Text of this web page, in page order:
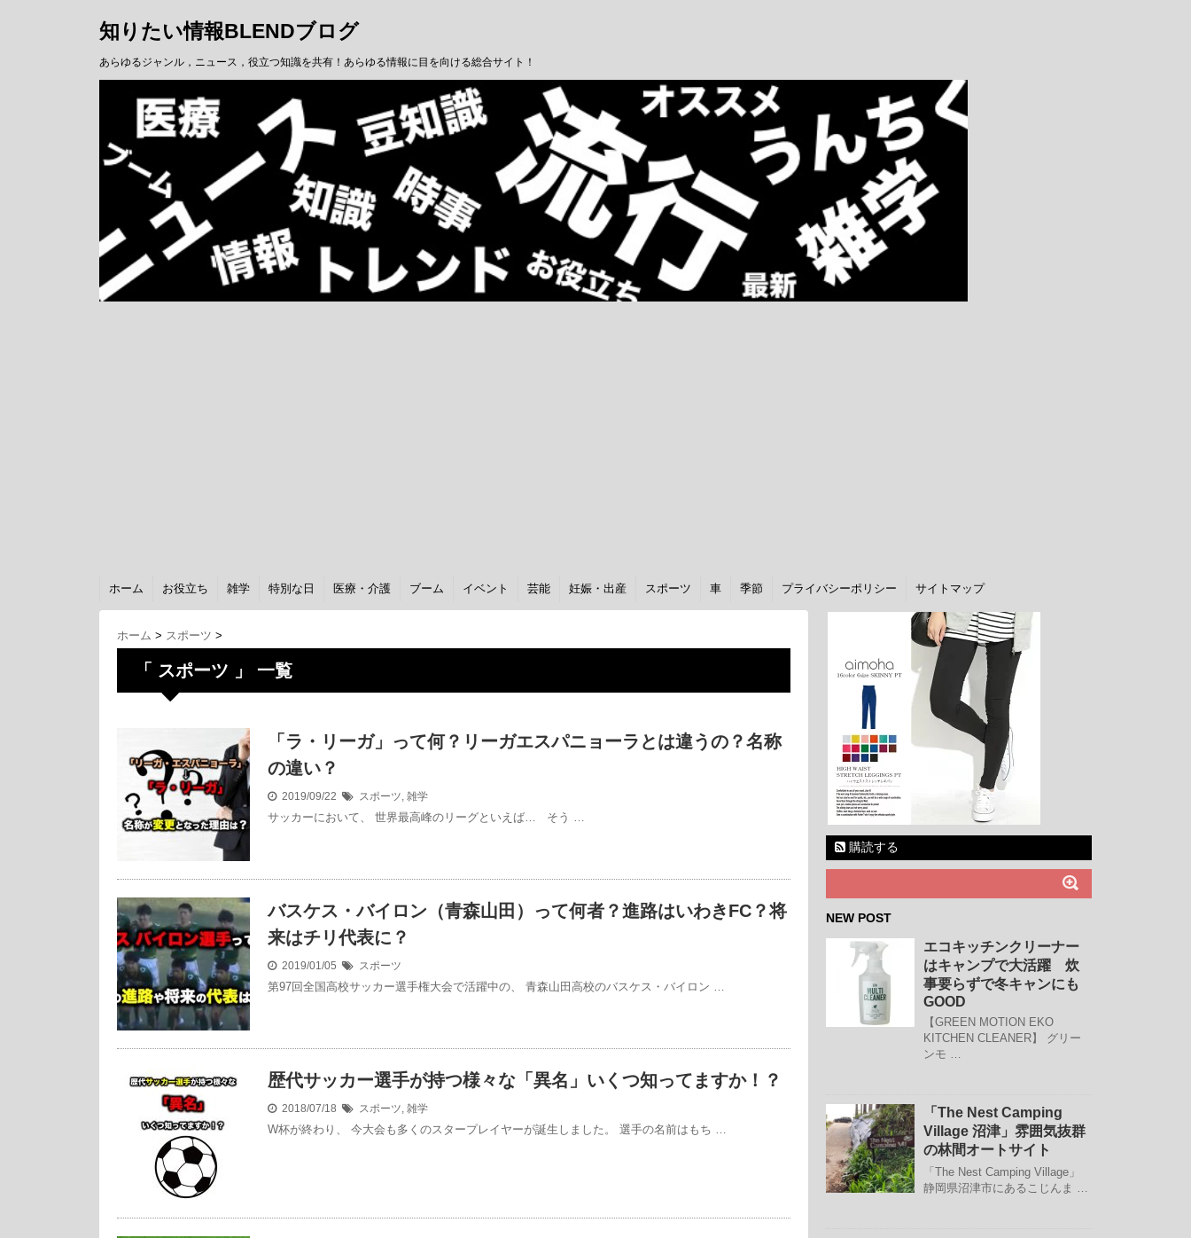
知りたい情報BLENDブログ
あらゆるジャンル，ニュース，役立つ知識を共有！あらゆる情報に目を向ける総合サイト！
ホーム お役立ち 雑学 特別な日 医療・介護 ブーム イベント 芸能 妊娠・出産 スポーツ 車 季節 プライバシーポリシー サイトマップ
ホーム > スポーツ >
「 スポーツ 」 一覧
「ラ・リーガ」って何？リーガエスパニョーラとは違うの？名称
の違い？
2019/09/22 スポーツ, 雑学
サッカーにおいて、 世界最高峰のリーグといえば… そう …
バスケス・バイロン（青森山田）って何者？進路はいわきFC？将
来はチリ代表に？
2019/01/05 スポーツ
第97回全国高校サッカー選手権大会で活躍中の、 青森山田高校のバスケス・バイロン …
歴代サッカー選手が持つ様々な「異名」いくつ知ってますか！？
2018/07/18 スポーツ, 雑学
W杯が終わり、 今大会も多くのスタープレイヤーが誕生しました。 選手の名前はもち …
購読する
NEW POST
エコキッチンクリーナー
はキャンプで大活躍 炊
事要らずで冬キャンにも
GOOD
【GREEN MOTION EKO
KITCHEN CLEANER】 グリー
ンモ …
「The Nest Camping
Village 沼津」雰囲気抜群
の林間オートサイト
「The Nest Camping Village」
静岡県沼津市にあるこじんま …